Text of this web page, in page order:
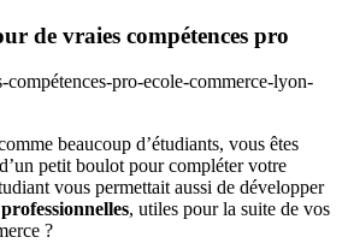
de vraies compétences pro
beaucoup d’étudiants, vous êtes
petit boulot pour compléter votre
vous permettait aussi de développer
, utiles pour la suite de vos
?